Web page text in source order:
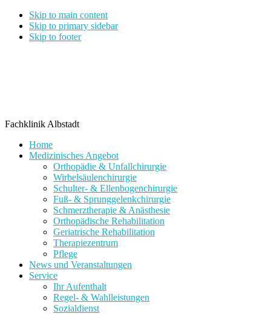
Skip to main content
Skip to primary sidebar
Skip to footer
Fachklinik Albstadt
Home
Medizinisches Angebot
Orthopädie & Unfallchirurgie
Wirbelsäulenchirurgie
Schulter- & Ellenbogenchirurgie
Fuß- & Sprunggelenkchirurgie
Schmerztherapie & Anästhesie
Orthopädische Rehabilitation
Geriatrische Rehabilitation
Therapiezentrum
Pflege
News und Veranstaltungen
Service
Ihr Aufenthalt
Regel- & Wahlleistungen
Sozialdienst